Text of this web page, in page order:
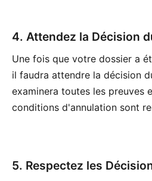
4. Attendez la Décision
Une fois que votre dossier a
il faudra attendre la décision
examinera toutes les preuves
conditions d'annulation sont
5. Respectez les